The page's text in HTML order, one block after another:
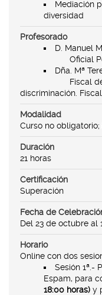
Mediación
diversidad
Profesorado
D. Manuel
Oficial Policía
Dña. Mª
Fiscal de
discriminación.
Modalidad
Curso no
Duración
21 horas
Certificación
Superación
Fecha de
Del 23 de octubre al
Horario
Online con dos
Sesión 1ª.-
Espam, para
18:00 horas) y